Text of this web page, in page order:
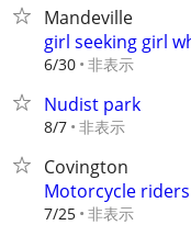
Mandeville
girl seeking girl
6/30 非表示
Nudist park
8/7 非表示
Covington
Motorcycle riders
7/25 非表示